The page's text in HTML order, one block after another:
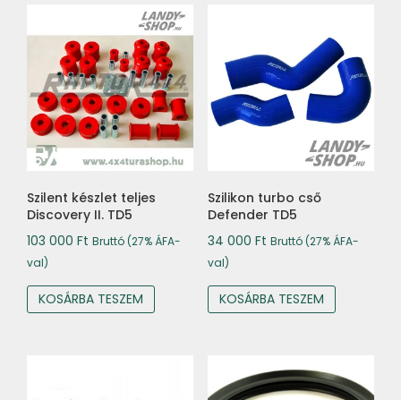
Szilent készlet teljes
Discovery II. TD5
103 000 Ft Bruttó (27% ÁFA-
val)
KOSÁRBA TESZEM
Szilikon turbo cső
Defender TD5
34 000 Ft Bruttó (27% ÁFA-
val)
KOSÁRBA TESZEM